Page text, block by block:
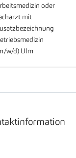
oder
mit
w/d) Ulm